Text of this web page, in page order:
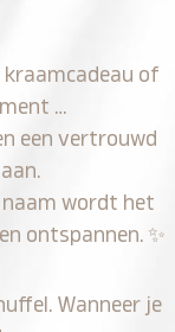
of
…
een vertrouwd
wordt het
ontspannen. ✨
Wanneer je